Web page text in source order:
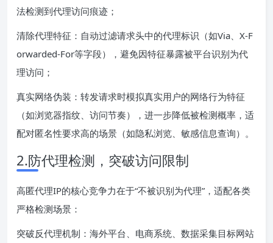
法检测到代理访问痕迹；
清除代理特征：自动过滤请求头中的代理标识（如Via、X-F
orwarded-For等字段），避免因特征暴露被平台识别为代
理访问；
真实网络伪装：转发请求时模拟真实用户的网络行为特征
（如浏览器指纹、访问节奏），进一步降低被检测概率，适
配对匿名性要求高的场景（如隐私浏览、敏感信息查询）。
2.防代理检测，突破访问限制
高匿代理IP的核心竞争力在于“不被识别为代理”，适配各类
严格检测场景：
突破反代理机制：海外平台、电商系统、数据采集目标网站